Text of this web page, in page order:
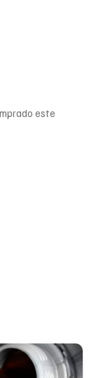
este